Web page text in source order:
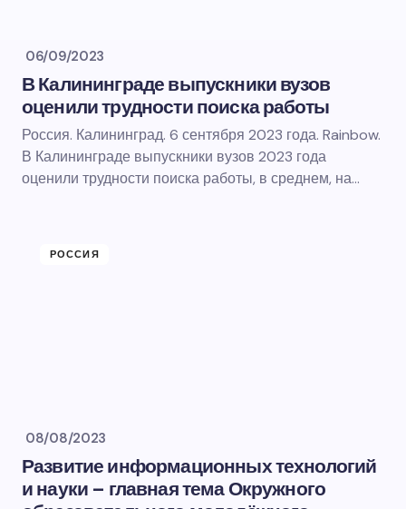
06/09/2023
В Калининграде выпускники вузов
оценили трудности поиска работы
Россия. Калининград. 6 сентября 2023 года. Rainbow.
В Калининграде выпускники вузов 2023 года
оценили трудности поиска работы, в среднем, на…
РОССИЯ
08/08/2023
Развитие информационных технологий
и науки – главная тема Окружного